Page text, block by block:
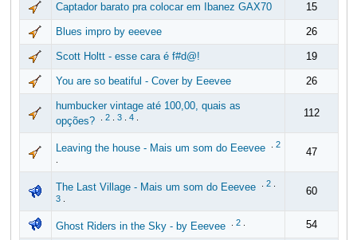
Captador barato pra colocar em Ibanez GAX70 15
Blues impro by eeevee 26
Scott Holtt - esse cara é f#d@! 19
You are so beatiful - Cover by Eeevee 26
humbucker vintage até 100,00, quais as
opções?
2. 3. 4. 112
Leaving the house - Mais um som do Eeevee
2
47
The Last Village - Mais um som do Eeevee 2.
3.
60
Ghost Riders in the Sky - by Eeevee 2. 54